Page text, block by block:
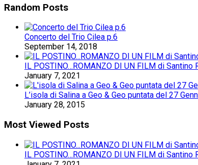
Random Posts
Concerto del Trio Cilea p.6
September 14, 2018
IL POSTINO…ROMANZO DI UN FILM di Santino
January 7, 2021
L’isola di Salina a Geo & Geo puntata del 27
January 28, 2015
Most Viewed Posts
IL POSTINO…ROMANZO DI UN FILM di Santino